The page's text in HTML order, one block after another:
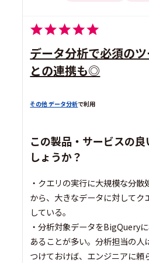
データ分析で必須の
との連携も◎
その他 データ分析で利用
この製品・サービスの
しょうか？
・クエリの実行に大規模な分散
から、大きなデータに対してク
している。
・分析対象データをBigQuery
あることが多い。分析担当の人
つけておけば、エンジニアに頼